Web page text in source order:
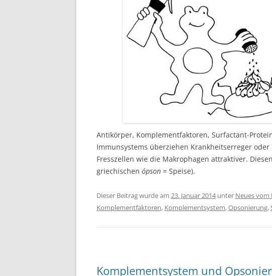
Antikörper, Komplementfaktoren, Surfactant-
Immunsystems überziehen Krankheitserreger
Fresszellen wie die Makrophagen attraktiver.
griechischen ópson = Speise).
Dieser Beitrag wurde am 23. Januar 2014unter Neues vom
Komplementfaktoren, Komplementsystem,Opsonierung,
Komplementsystem und